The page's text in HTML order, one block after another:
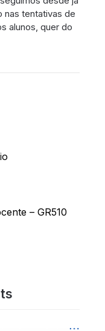
nas tentativas de
alunos, quer do
– GR510